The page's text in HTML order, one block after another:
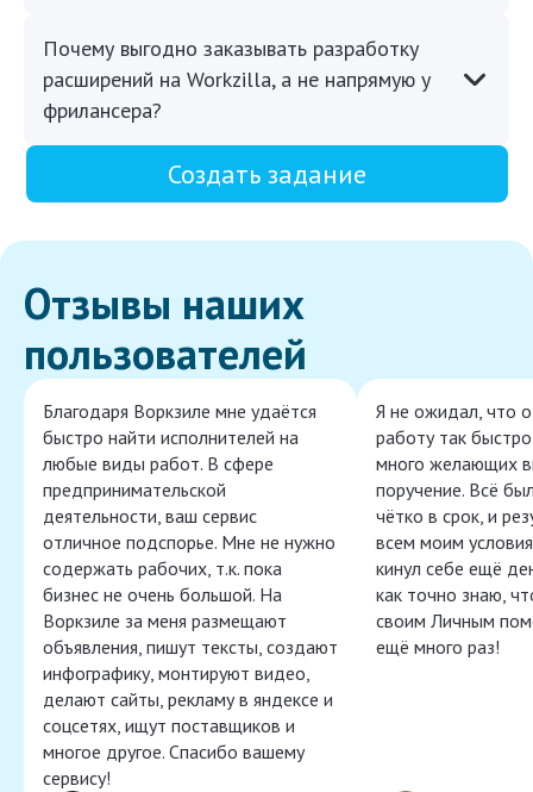
Почему выгодно заказывать разработку
расширений на Workzilla, а не напрямую у
фрилансера?
Создать задание
Отзывы наших
пользователей
Благодаря Воркзиле мне удаётся
быстро найти исполнителей на
любые виды работ. В сфере
предпринимательской
деятельности, ваш сервис
отличное подспорье. Мне не нужно
содержать рабочих, т.к. пока
бизнес не очень большой. На
Воркзиле за меня размещают
объявления, пишут тексты, создают
инфографику, монтируют видео,
делают сайты, рекламу в яндексе и
соцсетях, ищут поставщиков и
многое другое. Спасибо вашему
сервису!
Я не ожидал, что
работу так
много желающих
поручение. Всё
чётко в срок, и
всем моим
кинул себе ещё
как точно знаю,
своим Личным
ещё много раз!